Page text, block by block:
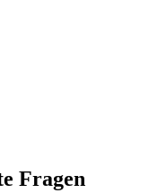
Fragen